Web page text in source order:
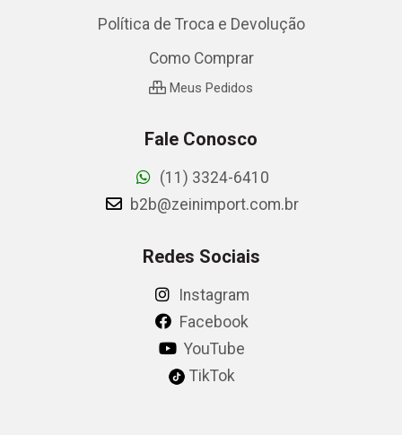
Política de Troca e Devolução
Como Comprar
Meus Pedidos
Fale Conosco
(11) 3324-6410
b2b@zeinimport.com.br
Redes Sociais
Instagram
Facebook
YouTube
TikTok